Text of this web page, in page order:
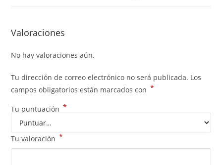
Valoraciones
No hay valoraciones aún.
Tu dirección de correo electrónico no será publicada. Los
campos obligatorios están marcados con *
Tu puntuación *
Tu valoración *